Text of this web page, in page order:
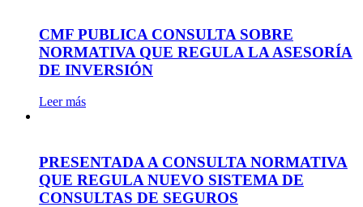
CMF PUBLICA CONSULTA SOBRE
NORMATIVA QUE REGULA LA ASESORÍA
DE INVERSIÓN
Leer más
PRESENTADA A CONSULTA NORMATIVA
QUE REGULA NUEVO SISTEMA DE
CONSULTAS DE SEGUROS